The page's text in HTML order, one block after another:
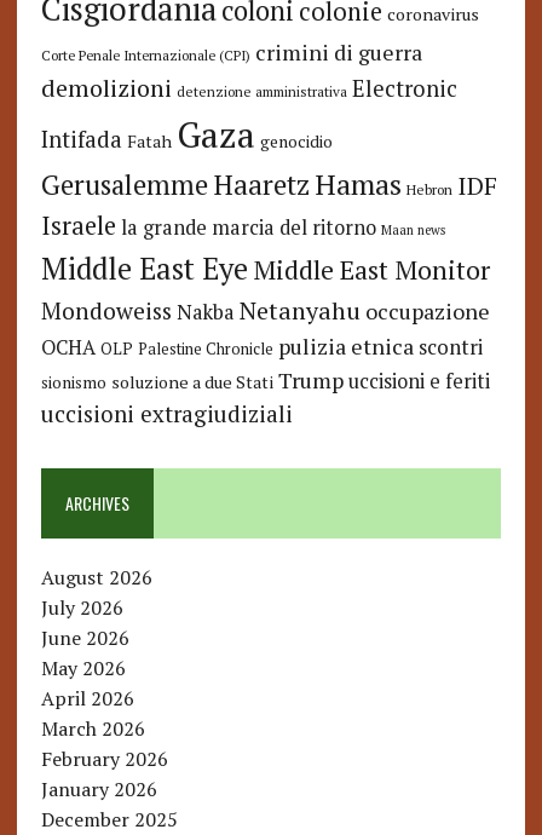
Cisgiordaniacoloni colonie coronavirus
Corte Penale Internazionale (CPI) crimini di guerra
demolizioni detenzione amministrativa Electronic
Intifada Fatah Gaza genocidio
GerusalemmeHaaretzHamas Hebron IDF
Israele la grande marcia del ritorno Maan news
Middle East Eye Middle East Monitor
Mondoweiss Nakba Netanyahu occupazione
OCHA OLP Palestine Chronicle pulizia etnica scontri
sionismo soluzione a due Stati Trump uccisioni e feriti
uccisioni extragiudiziali
ARCHIVES
August 2026
July 2026
June 2026
May 2026
April 2026
March 2026
February 2026
January 2026
December 2025